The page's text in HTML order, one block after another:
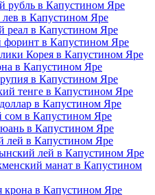
рубль в Капустином Яре
в Капустином Яре
реал в Капустином Яре
форинт в Капустином Яре
Корея в Капустином Яре
в Капустином Яре
в Капустином Яре
тенге в Капустином Яре
в Капустином Яре
сом в Капустином Яре
в Капустином Яре
лей в Капустином Яре
лей в Капустином Яре
манат в Капустином
в Капустином Яре